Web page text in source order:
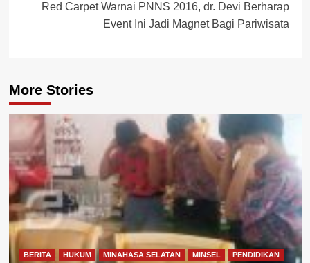
Red Carpet Warnai PNNS 2016, dr. Devi Berharap
Event Ini Jadi Magnet Bagi Pariwisata
More Stories
BERITA HUKUM MINAHASA SELATAN MINSEL
PENDIDIKAN